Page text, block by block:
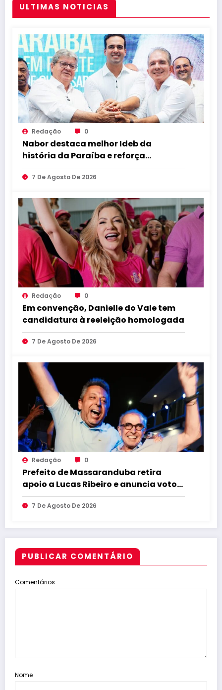
ULTIMAS NOTICIAS
Redação 0
Nabor destaca melhor Ideb da
história da Paraíba e reforça
compromisso com educação de
qualidade
7 De Agosto De 2026
Redação 0
Em convenção, Danielle do Vale tem
candidatura à reeleição homologada
7 De Agosto De 2026
Redação 0
Prefeito de Massaranduba retira
apoio a Lucas Ribeiro e anuncia voto
em Cícero para o Governo
7 De Agosto De 2026
PUBLICAR COMENTÁRIO
Comentários
Nome